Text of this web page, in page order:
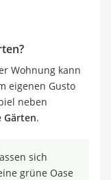
Wohnung kann
eigenen Gusto
neben
Gärten.
sich
grüne Oase